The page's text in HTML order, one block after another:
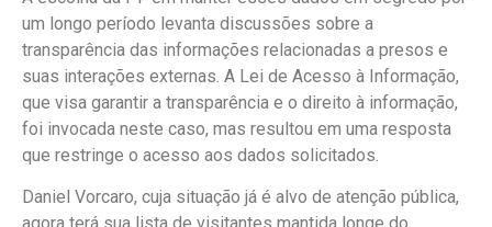
um longo período levanta discussões sobre a
transparência das informações relacionadas a presos e
suas interações externas. A Lei de Acesso à Informação,
que visa garantir a transparência e o direito à informação,
foi invocada neste caso, mas resultou em uma resposta
que restringe o acesso aos dados solicitados.
Daniel Vorcaro, cuja situação já é alvo de atenção pública,